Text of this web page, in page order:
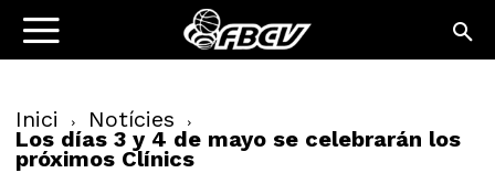
Inici Notícies
Los días 3 y 4 de mayo se celebrarán los
próximos Clínics